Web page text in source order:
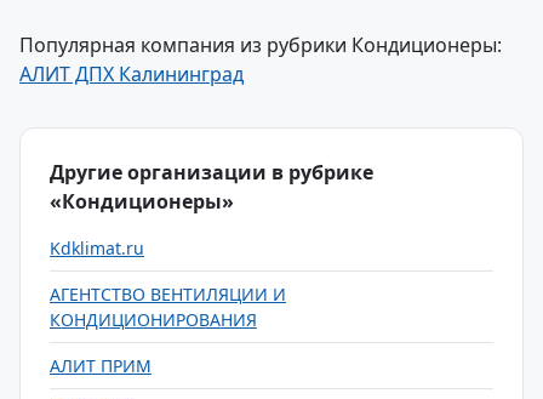
Популярная компания из рубрики Кондиционеры:
АЛИТ ДПХ Калининград
Другие организации в рубрике
«Кондиционеры»
Kdklimat.ru
АГЕНТСТВО ВЕНТИЛЯЦИИ И
КОНДИЦИОНИРОВАНИЯ
АЛИТ ПРИМ